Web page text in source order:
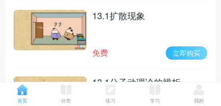
13.1扩散现象
立即购买
免费
13.1分子动理论的辨析
首页 分类 练习 学习 我的